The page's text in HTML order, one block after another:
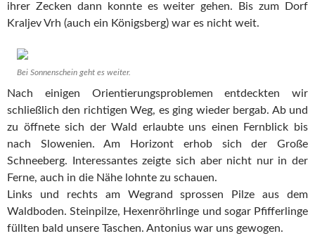
ihrer Zecken dann konnte es weiter gehen. Bis zum Dorf
Kraljev Vrh (auch ein Königsberg) war es nicht weit.
Bei Sonnenschein geht es weiter.
Nach einigen Orientierungsproblemen entdeckten wir
schließlich den richtigen Weg, es ging wieder bergab. Ab und
zu öffnete sich der Wald erlaubte uns einen Fernblick bis
nach Slowenien. Am Horizont erhob sich der Große
Schneeberg. Interessantes zeigte sich aber nicht nur in der
Ferne, auch in die Nähe lohnte zu schauen.
Links und rechts am Wegrand sprossen Pilze aus dem
Waldboden. Steinpilze, Hexenröhrlinge und sogar Pfifferlinge
füllten bald unsere Taschen. Antonius war uns gewogen.